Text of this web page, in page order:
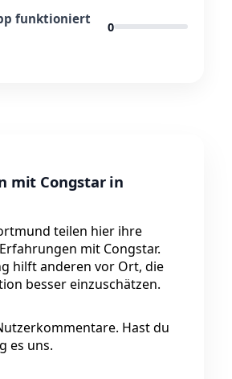
funktioniert
0
mit Congstar in
teilen hier ihre
mit Congstar.
hilft anderen vor Ort, die
besser einzuschätzen.
Hast du
es uns.